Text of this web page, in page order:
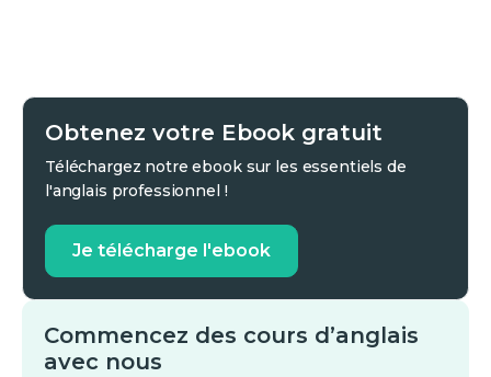
Obtenez votre Ebook gratuit
Téléchargez notre ebook sur les essentiels de
l'anglais professionnel !
Je télécharge l'ebook
Commencez des cours d’anglais
avec nous